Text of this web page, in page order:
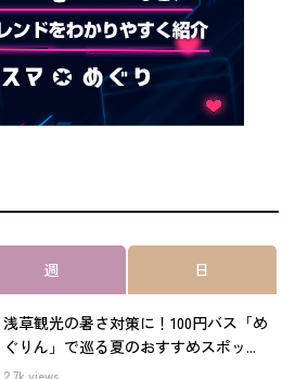
週 日
浅草観光の暑さ対策に！100円バス「め
ぐりん」で巡る夏のおすすめスポッ...
2.7k views